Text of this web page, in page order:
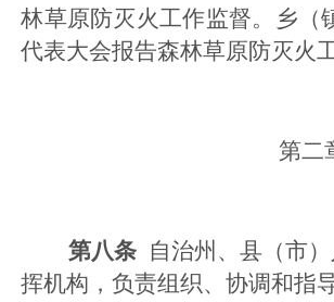
林草原防灭火工作监督。乡（
代表大会报告森林草原防灭火
第二
第八条 自治州、县（市
挥机构，负责组织、协调和指